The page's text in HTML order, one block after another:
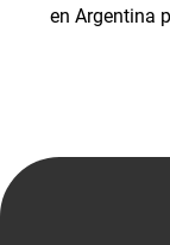
en Argentina